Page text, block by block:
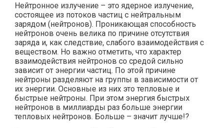
Нейтронное излучение – это ядерное излучение,
состоящее из потоков частиц с нейтральным
зарядом (нейтронов). Проникающая способность
нейтронов очень велика по причине отсутствия
заряда и, как следствие, слабого взаимодействия с
веществом. Но важно отметить, что характер
взаимодействия нейтронов со средой сильно
зависит от энергии частиц. По этой причине
нейтроны разделяют на группы в зависимости от
их энергии. Основные из них это тепловые и
быстрые нейтроны. При этом энергия быстрых
нейтронов в миллиарды раз больше энергии
тепловых нейтронов. Больше – значит лучше!?